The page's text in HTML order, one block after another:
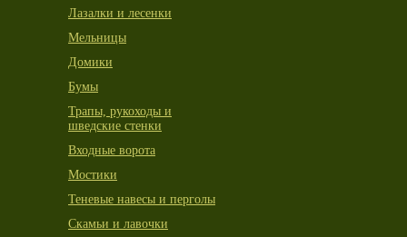
Лазалки и лесенки
Мельницы
Домики
Бумы
Трапы, рукоходы и
шведские стенки
Входные ворота
Мостики
Теневые навесы и перголы
Скамьи и лавочки